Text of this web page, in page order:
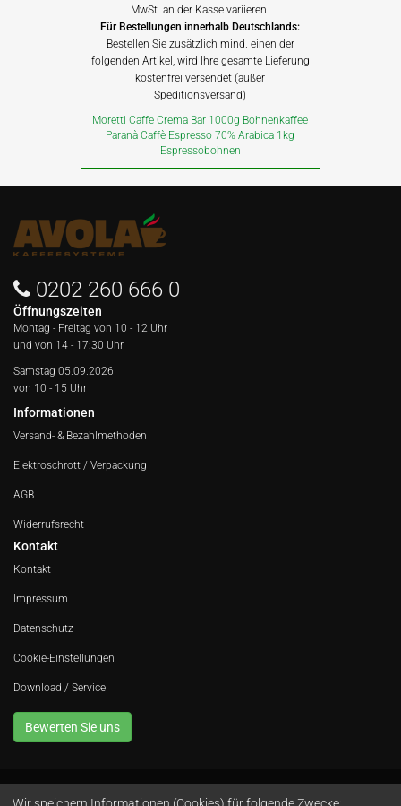
MwSt. an der Kasse variieren.
Für Bestellungen innerhalb Deutschlands:
Bestellen Sie zusätzlich mind. einen der
folgenden Artikel, wird Ihre gesamte Lieferung
kostenfrei versendet (außer
Speditionsversand)
Moretti Caffe Crema Bar 1000g Bohnenkaffee
Paranà Caffè Espresso 70% Arabica 1kg
Espressobohnen
0202 260 666 0
Öffnungszeiten
Montag - Freitag von 10 - 12 Uhr
und von 14 - 17:30 Uhr
Samstag 05.09.2026
von 10 - 15 Uhr
Informationen
Versand- & Bezahlmethoden
Elektroschrott / Verpackung
AGB
Widerrufsrecht
Kontakt
Kontakt
Impressum
Datenschutz
Cookie-Einstellungen
Download / Service
Bewerten Sie uns